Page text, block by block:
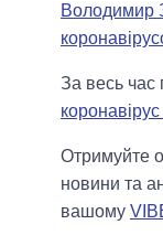
Володимир
За весь час
Отримуйте
новини та
вашому